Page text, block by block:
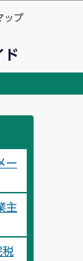
ップ
ド
ー
主
税